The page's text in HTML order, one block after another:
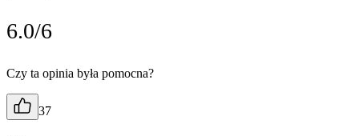
6.0/6
Czy ta opinia była pomocna?
37